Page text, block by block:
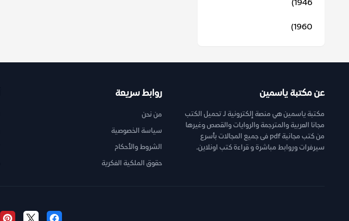
1946)
1960)
عن مكتبة ياسمين
مكتبة ياسمين هي منصة إلكترونية لـ تحميل الكتب
مجانا العربية والمترجمة والروايات والقصص وغيرها
من كتب مجانية pdf فى جميع المجالات بأسرع
سيرفرات وروابط مباشرة و قراءة كتب اونلاين.
روابط سريعة
من نحن
سياسة الخصوصية
الشروط والأحكام
حقوق الملكية الفكرية